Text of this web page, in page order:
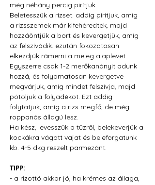
még néhány percig pirítjuk.
Beletesszük a rizset. addig pirítjuk, amíg
a rizsszemek már kifehéredtek, majd
hozzáöntjük a bort és kevergetjük, amíg
az felszívódik. ezután fokozatosan
elkezdjük rámerni a meleg alaplevet.
Egyszerre csak 1-2 merőkanányit adunk
hozzá, és folyamatosan kevergetve
megvárjuk, amíg mindet felszívja, majd
pótoljuk a folyadékot. Ezt addig
folytatjuk, amíg a rizs megfő, de még
roppanós állagú lesz.
Ha kész, levesszük a tűzről, belekeverjük a
kockákra vágott vajat és beleforgatunk
kb. 4-5 dkg reszelt parmezánt.
TIPP:
- a rizottó akkor jó, ha krémes az állaga,